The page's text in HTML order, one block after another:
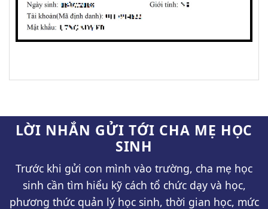
LỜI NHẮN GỬI TỚI CHA MẸ HỌC
SINH
Trước khi gửi con mình vào trường, cha mẹ học
sinh cần tìm hiểu kỹ cách tổ chức dạy và học,
phương thức quản lý học sinh, thời gian học, mức